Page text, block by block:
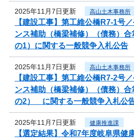
2025年11月7日更新 高山土木事務所
【建設工事】第工維公橋R7-1号
ンス補助（橋梁補修）（債務）
の1）に関する一般競争入札公告
2025年11月7日更新 高山土木事務所
【建設工事】第工維公橋R7-2号
ンス補助（橋梁補修）（債務）
の2） に関する一般競争入札公
2025年11月7日更新 健康推進課
【選定結果】令和7年度岐阜県健